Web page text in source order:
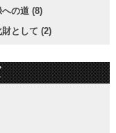
の道 (8)
として (2)